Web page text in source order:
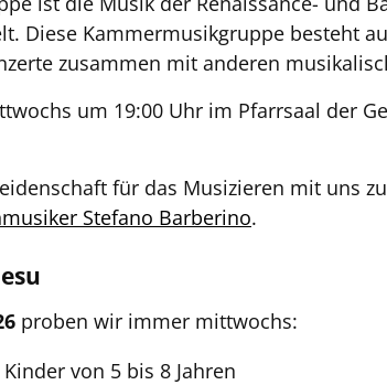
Diese Kammermusikgruppe besteht
zusammen mit anderen
um 19:00 Uhr im Pfarrsaal der
für das Musizieren mit uns
Stefano Barberino.
proben wir immer mittwochs:
von 5 bis 8 Jahren